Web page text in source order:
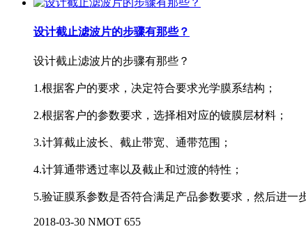
设计截止滤波片的步骤有那些？
设计截止滤波片的步骤有那些？
1.根据客户的要求，决定符合要求光学膜系结构；
2.根据客户的参数要求，选择相对应的镀膜层材料；
3.计算截止波长、截止带宽、通带范围；
4.计算通带透过率以及截止和过渡的特性；
5.验证膜系参数是否符合满足产品参数要求，然后进一
2018-03-30 NMOT 655